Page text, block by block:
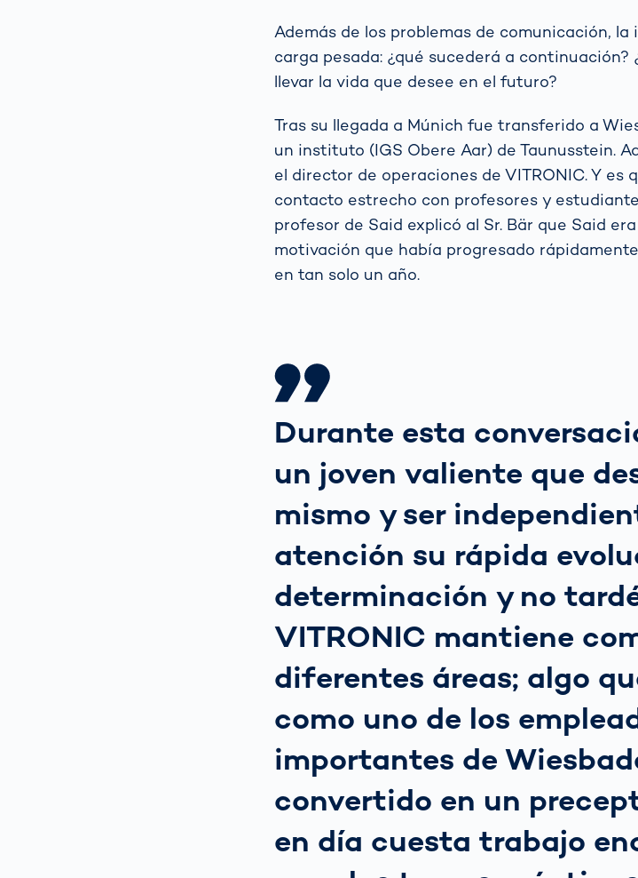
Además de los problemas de comunicación,
carga pesada: ¿qué sucederá a
llevar la vida que desee en el futuro?
Tras su llegada a Múnich fue transferido a
un instituto (IGS Obere Aar) de Taunusstein.
el director de operaciones de VITRONIC. Y es
contacto estrecho con profesores y
profesor de Said explicó al Sr. Bär que Said
motivación que había progresado
en tan solo un año.
Durante esta
un joven valiente que
mismo y ser
atención su rápida
determinación y no
VITRONIC mantiene
diferentes áreas; algo
como uno de los
importantes de
convertido en un
en día cuesta trabajo